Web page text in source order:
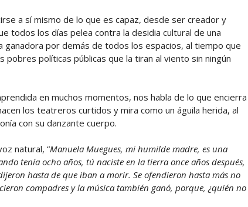
a sí mismo de lo que es capaz, desde ser creador y
todos los días pelea contra la desidia cultural de una
ganadora por demás de todos los espacios, al tiempo que
políticas públicas que la tiran al viento sin ningún
en muchos momentos, nos habla de lo que encierra
los teatreros curtidos y mira como un águila herida, al
con su danzante cuerpo.
natural, “Manuela Muegues, mi humilde madre, es una
tenía ocho años, tú naciste en la tierra once años después,
hasta de que iban a morir. Se ofendieron hasta más no
compadres y la música también ganó, porque, ¿quién no